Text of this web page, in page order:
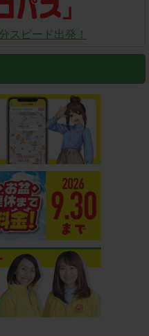
スピード出発！